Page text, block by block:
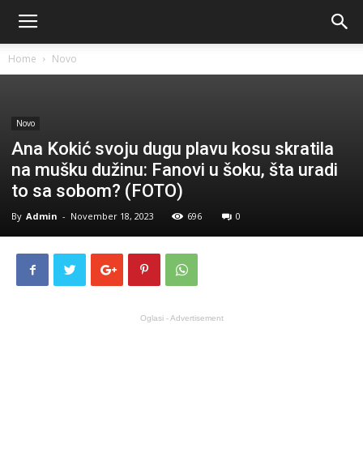
Home Novo
Novo
Ana Kokić svoju dugu plavu kosu skratila
na mušku dužinu: Fanovi u šoku, šta uradi
to sa sobom? (FOTO)
By Admin - November 18, 2023 696 0
Oglasi - Advertisement